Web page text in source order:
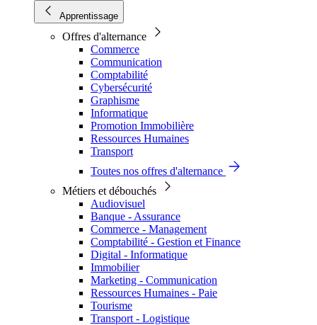
Apprentissage
Offres d'alternance
Commerce
Communication
Comptabilité
Cybersécurité
Graphisme
Informatique
Promotion Immobilière
Ressources Humaines
Transport
Toutes nos offres d'alternance
Métiers et débouchés
Audiovisuel
Banque - Assurance
Commerce - Management
Comptabilité - Gestion et Finance
Digital - Informatique
Immobilier
Marketing - Communication
Ressources Humaines - Paie
Tourisme
Transport - Logistique